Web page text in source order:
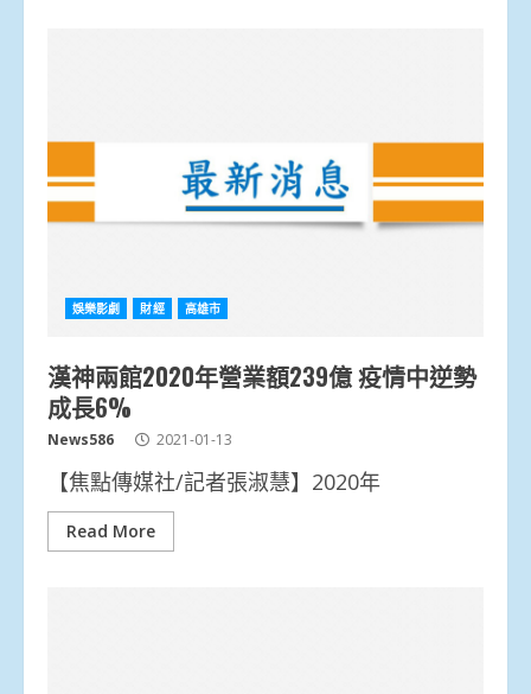
娛樂影劇 財經 高雄市
漢神兩館2020年營業額239億 疫情中逆勢
成長6%
News586 2021-01-13
【焦點傳媒社/記者張淑慧】2020年
Read More